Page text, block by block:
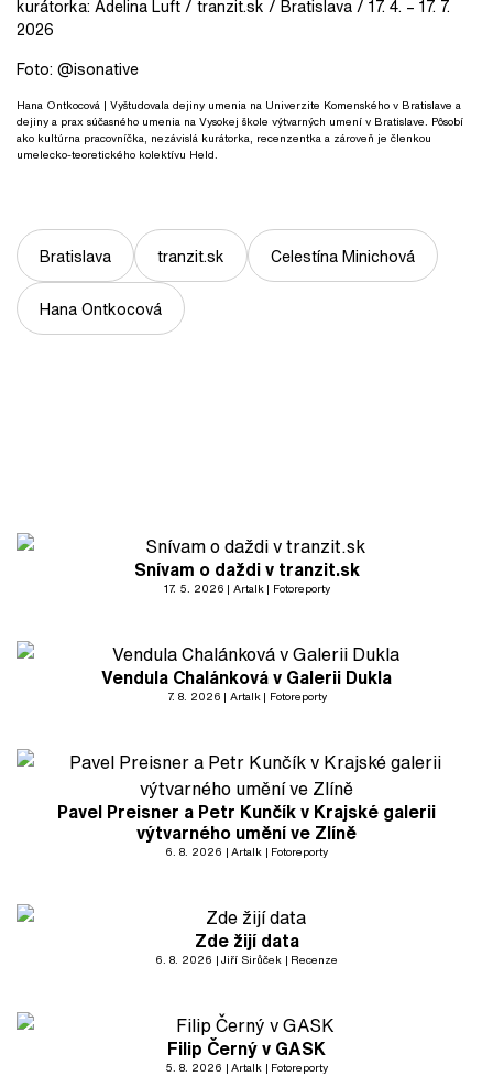
kurátorka: Adelina Luft / tranzit.sk / Bratislava / 17. 4. – 17. 7.
2026
Foto: @isonative
Hana Ontkocová | Vyštudovala dejiny umenia na Univerzite Komenského v Bratislave a
dejiny a prax súčasného umenia na Vysokej škole výtvarných umení v Bratislave. Pôsobí
ako kultúrna pracovníčka, nezávislá kurátorka, recenzentka a zároveň je členkou
umelecko-teoretického kolektívu Held.
Bratislava tranzit.sk Celestína Minichová
Hana Ontkocová
Snívam o daždi v tranzit.sk
17. 5. 2026 Artalk Fotoreporty
Vendula Chalánková v Galerii Dukla
7. 8. 2026 Artalk Fotoreporty
Pavel Preisner a Petr Kunčík v Krajské galerii
výtvarného umění ve Zlíně
6. 8. 2026 Artalk Fotoreporty
Zde žijí data
6. 8. 2026 Jiří Sirůček Recenze
Filip Černý v GASK
5. 8. 2026 Artalk Fotoreporty